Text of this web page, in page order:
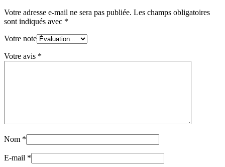
Votre adresse e-mail ne sera pas publiée. Les champs obligatoires
sont indiqués avec *
Votre note
Votre avis *
Nom *
E-mail *